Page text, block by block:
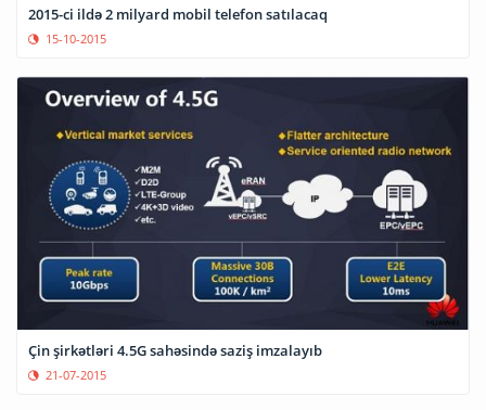
2015-ci ildə 2 milyard mobil telefon satılacaq
15-10-2015
Çin şirkətləri 4.5G sahəsində saziş imzalayıb
21-07-2015